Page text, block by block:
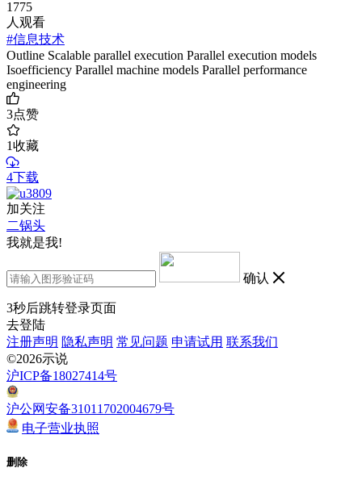
1775
人观看
#信息技术
Outline Scalable parallel execution Parallel execution models
Isoefficiency Parallel machine models Parallel performance
engineering
3点赞
1收藏
4下载
加关注
二锅头
我就是我!
确认
3秒后跳转登录页面
去登陆
注册声明 隐私声明 常见问题 申请试用 联系我们
©2026示说
沪ICP备18027414号
沪公网安备31011702004679号
电子营业执照
删除